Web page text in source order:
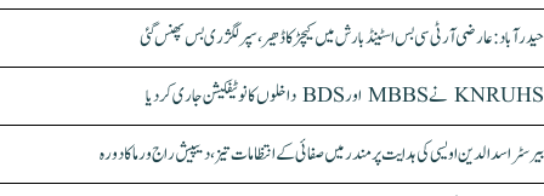
حیدرآباد: عارضی آر ٹی سی بس اسٹینڈ بارش میں کیچڑ کا ڈھیر، سپر لگژری بس پھنس گئی
KNRUHS نے MBBS اور BDS داخلوں کا نوٹیفکیشن جاری کر دیا
بیرسٹر اسدالدین اویسی کی ہدایت پر مندر میں صفائی کے انتظامات تیز، دیپیش راج ورما کا دورہ